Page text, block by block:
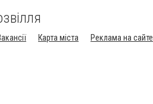
Карта міста
Реклама на сайте